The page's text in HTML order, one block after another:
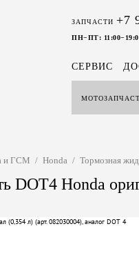
ЗАПЧАСТИ +7
ПН−ПТ:
СЕРВИС
и ГСМ / Honda / Тормозная
DOT4 Honda